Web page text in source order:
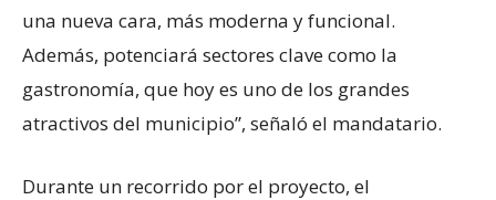
una nueva cara, más moderna y funcional.
Además, potenciará sectores clave como la
gastronomía, que hoy es uno de los grandes
atractivos del municipio”, señaló el mandatario.
Durante un recorrido por el proyecto, el